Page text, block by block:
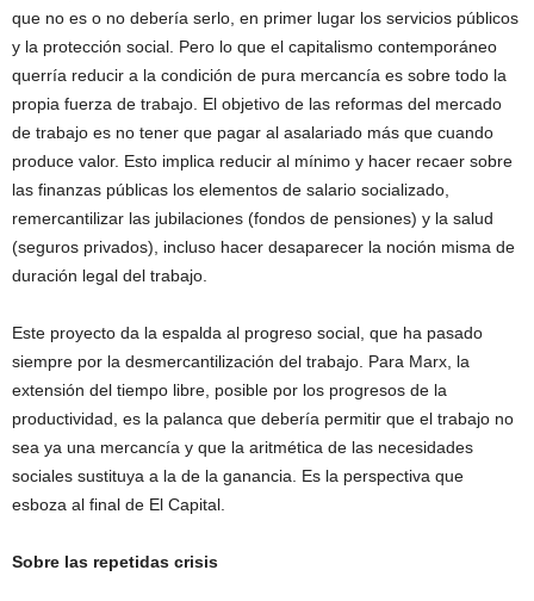
que no es o no debería serlo, en primer lugar los servicios públicos
y la protección social. Pero lo que el capitalismo contemporáneo
querría reducir a la condición de pura mercancía es sobre todo la
propia fuerza de trabajo. El objetivo de las reformas del mercado
de trabajo es no tener que pagar al asalariado más que cuando
produce valor. Esto implica reducir al mínimo y hacer recaer sobre
las finanzas públicas los elementos de salario socializado,
remercantilizar las jubilaciones (fondos de pensiones) y la salud
(seguros privados), incluso hacer desaparecer la noción misma de
duración legal del trabajo.
Este proyecto da la espalda al progreso social, que ha pasado
siempre por la desmercantilización del trabajo. Para Marx, la
extensión del tiempo libre, posible por los progresos de la
productividad, es la palanca que debería permitir que el trabajo no
sea ya una mercancía y que la aritmética de las necesidades
sociales sustituya a la de la ganancia. Es la perspectiva que
esboza al final de El Capital.
Sobre las repetidas crisis